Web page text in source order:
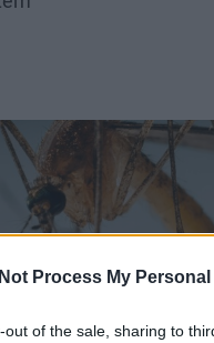
Process My
out of the sale, sharing to